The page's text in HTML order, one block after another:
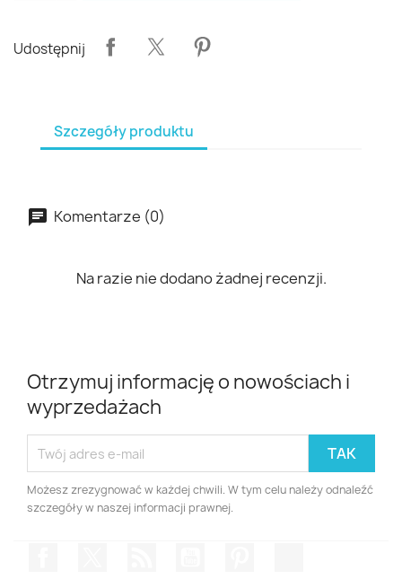
Udostępnij
Szczegóły produktu
Komentarze (0)
Na razie nie dodano żadnej recenzji.
Otrzymuj informację o nowościach i
wyprzedażach
Możesz zrezygnować w każdej chwili. W tym celu należy odnaleźć
szczegóły w naszej informacji prawnej.